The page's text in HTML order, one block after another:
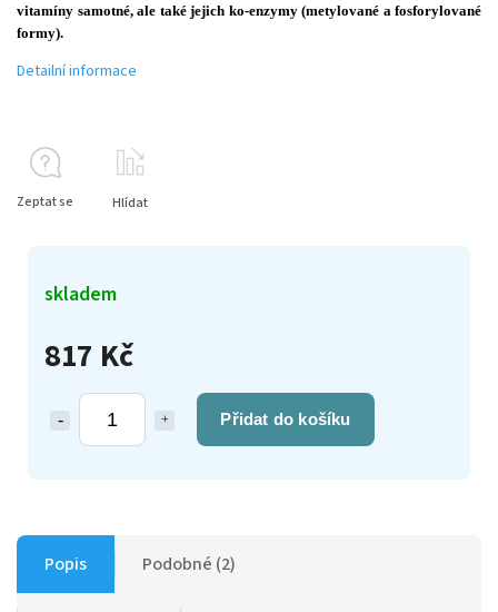
817 Kč
Přidat do košíku
skladem
vitamíny samotné, ale také jejich ko-enzymy (metylované a fosforylované
formy).
Detailní informace
Zeptat se Hlídat
Popis Podobné (2)